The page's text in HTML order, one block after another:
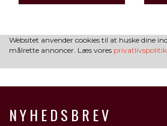
Websitet anvender cookies til at huske dine
målrette annoncer. Læs vores privatlivspolitik
NYHEDSBREV